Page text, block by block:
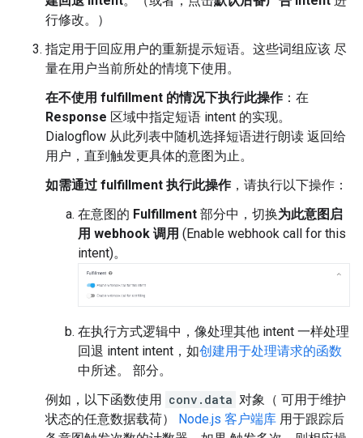
行修改。）
指定用于回应用户的重新提示短语。这些词组应该 尽
量在用户当前所处的情境下使用。
在不使用 fulfillment 的情况下执行此操作：在
Response 区域中指定短语 intent 的实现。
Dialogflow 从此列表中随机选择短语进行朗读 返回给
用户，直到触发更具体的意图为止。
如需通过 fulfillment 执行此操作，请执行以下操作：
在意图的 Fulfillment 部分中，切换为此意图启
用 webhook 调用 (Enable webhook call for this
intent)。
在执行方式逻辑中，像处理其他 intent 一样处理
回退 intent intent，如创建用于处理请求的函数
中所述。 部分。
例如，以下函数使用
conv.data 对象（ 可用于维护
状态的任意数据载荷）
Node.js 客户端库 用于跟踪后